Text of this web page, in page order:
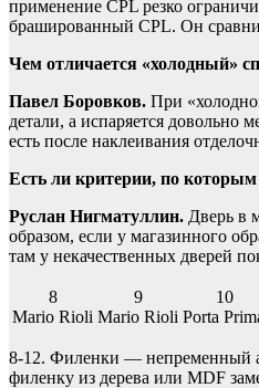
применение CPL резко
брашированный CPL. Он
Чем отличается «холодный»
Павел Боровков. При
детали, а испаряется
есть после наклеивания
Есть ли критерии, по которым
Руслан Нигматуллин. Дверь в
образом, если у магазинного
там у некачественных дверей
8
Mario Rioli
9
Mario Rioli
10
Porta
8-12. Филенки — непременный
филенку из дерева или MDF